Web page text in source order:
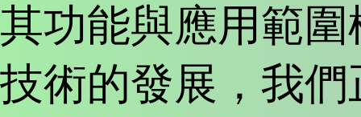
其功能與應用範
技術的發展，我